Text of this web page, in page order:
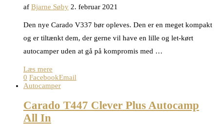
af Bjarne Søby 2. februar 2021
Den nye Carado V337 bør opleves. Den er en meget kompakt
og er tiltænkt dem, der gerne vil have en lille og let-kørt
autocamper uden at gå på kompromis med …
Læs mere
0 FacebookEmail
Autocamper
Carado T447 Clever Plus Autocamp
All In